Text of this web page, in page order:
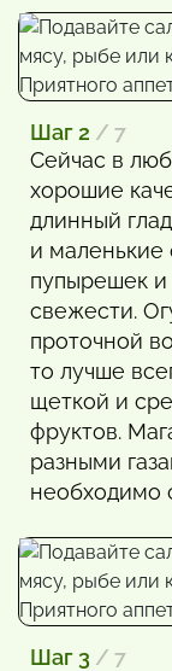
Шаг 2 / 7
Сейчас в
хорошие
длинный
и маленькие
пупырешек
свежести.
проточной
то лучше
щеткой и
фруктов.
разными
необходимо
Шаг 3 / 7